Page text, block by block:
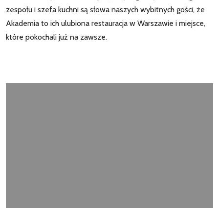
zespołu i szefa kuchni są słowa naszych wybitnych gości, że
Akademia to ich ulubiona restauracja w Warszawie i miejsce,
które pokochali już na zawsze.